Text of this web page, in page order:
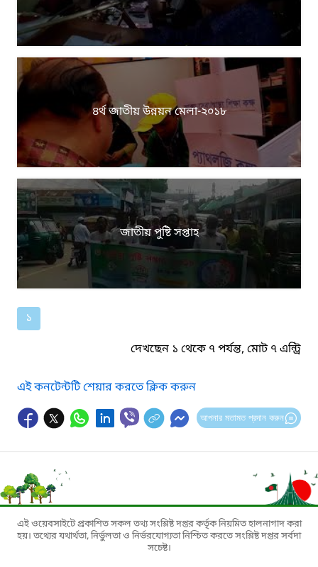
৪র্থ জাতীয় উন্নয়ন মেলা-২০১৮
জাতীয় পুষ্টি সপ্তাহ
১
দেখছেন ১ থেকে ৭ পর্যন্ত, মোট ৭ এন্ট্রি
এই কনটেন্টটি শেয়ার করতে ক্লিক করুন
আপনার মতামত প্রদান করুন
এই ওয়েবসাইটে প্রকাশিত সকল তথ্য সংশ্লিষ্ট দপ্তর কর্তৃক নিয়মিত হালনাগাদ করা
হয়। তথ্যের যথার্থতা, নির্ভুলতা ও নির্ভরযোগ্যতা নিশ্চিত করতে সংশ্লিষ্ট দপ্তর সর্বদা
সচেষ্ট।